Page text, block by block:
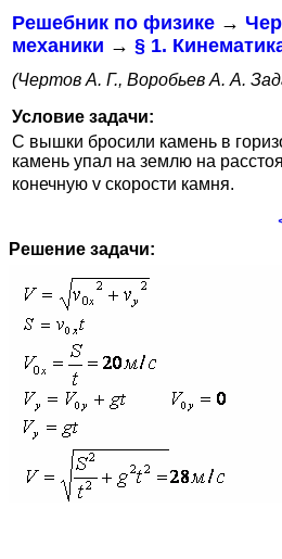
Решебник по физике →
механики → § 1.
(Чертов А. Г., Воробьев А. А.
Условие задачи:
С вышки бросили камень в
камень упал на землю на
конечную v скорости камня.
Решение задачи: